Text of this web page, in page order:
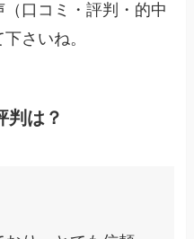
口コミ・評判・的中
さいね。
判は？